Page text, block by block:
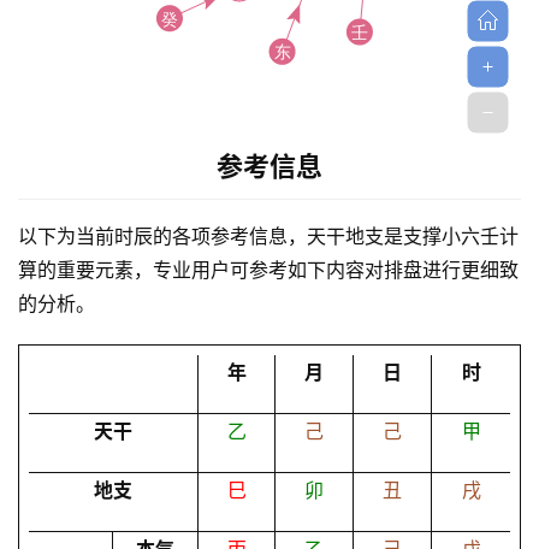
页
参考信息
以下为当前时辰的各项参考信息，天干地支是支撑小六壬计
算的重要元素，专业用户可参考如下内容对排盘进行更细致
的分析。
年 月 日 时
天干 乙 己 己 甲
地支 巳 卯 丑 戌